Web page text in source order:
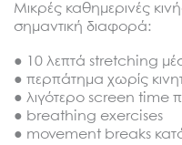
Μικρές καθημερινές
σημαντική διαφορά:
● 10 λεπτά stretching
● περπάτημα χωρίς
● λιγότερο screen time
● breathing exercises
● movement breaks κατά